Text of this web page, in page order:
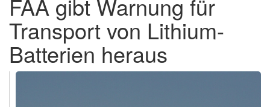
FAA gibt Warnung für
Transport von Lithium-
Batterien heraus